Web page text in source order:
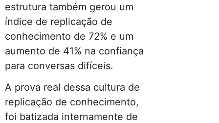
estrutura também gerou um
índice de replicação de
conhecimento de 72% e um
aumento de 41% na confiança
para conversas difíceis.
A prova real dessa cultura de
replicação de conhecimento,
foi batizada internamente de